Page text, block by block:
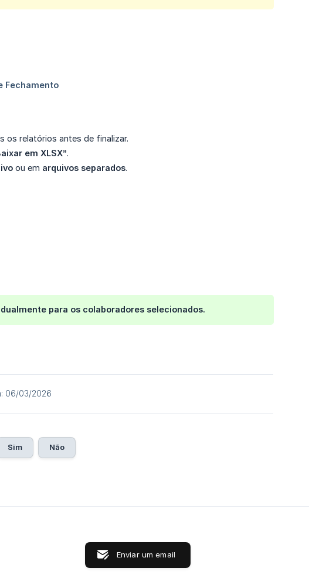
os relatórios antes de finalizar.
em XLSX”.
ou em arquivos separados.
para os colaboradores selecionados.
06/03/2026
Sim Não
Enviar um email